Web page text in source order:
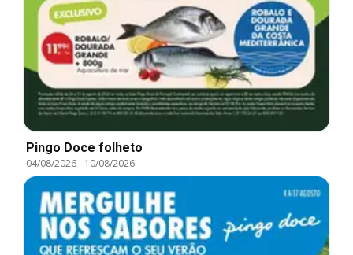
Pingo Doce folheto
04/08/2026- 10/08/2026